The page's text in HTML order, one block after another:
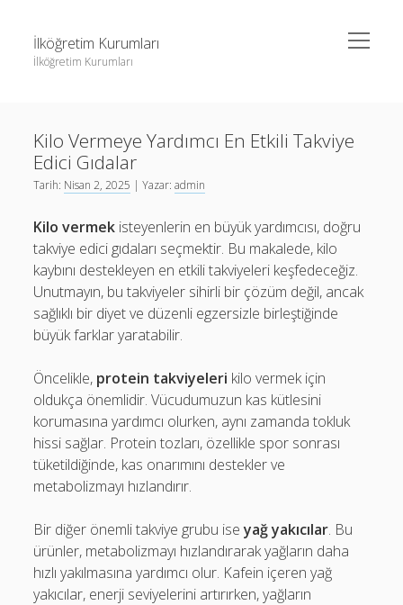
İlköğretim Kurumları
İlköğretim Kurumları
menüyü
aç
Sayfa Listesi
Spotify Dinlenme Gönderme Hilesi Parasız
Twitter Profil Resmi Kalite Sorunu
Liste
Spotify Dinlenme Gönderme Hilesi Parasız
Threads Takipçi Yükseltme Hilesi
Twitter Profil Resmi Kalite Sorunu
Kilo Vermeye Yardımcı En Etkili Takviye
Edici Gıdalar
Tarih: Nisan 2, 2025 | Yazar:admin
Kilo vermek isteyenlerin en büyük yardımcısı, doğru
takviye edici gıdaları seçmektir. Bu makalede, kilo
kaybını destekleyen en etkili takviyeleri keşfedeceğiz.
Unutmayın, bu takviyeler sihirli bir çözüm değil, ancak
sağlıklı bir diyet ve düzenli egzersizle birleştiğinde
büyük farklar yaratabilir.
Öncelikle, protein takviyeleri kilo vermek için
oldukça önemlidir. Vücudumuzun kas kütlesini
korumasına yardımcı olurken, aynı zamanda tokluk
hissi sağlar. Protein tozları, özellikle spor sonrası
tüketildiğinde, kas onarımını destekler ve
metabolizmayı hızlandırır.
Bir diğer önemli takviye grubu iseyağ yakıcılar. Bu
ürünler, metabolizmayı hızlandırarak yağların daha
hızlı yakılmasına yardımcı olur. Kafein içeren yağ
yakıcılar, enerji seviyelerini artırırken, yağların